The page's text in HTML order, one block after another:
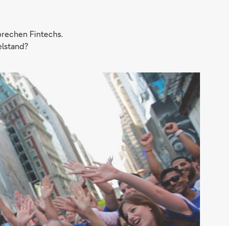
Fintechs.